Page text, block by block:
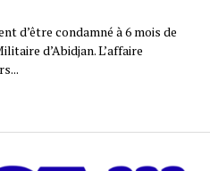
d’être condamné à 6 mois de
d’Abidjan. L’affaire